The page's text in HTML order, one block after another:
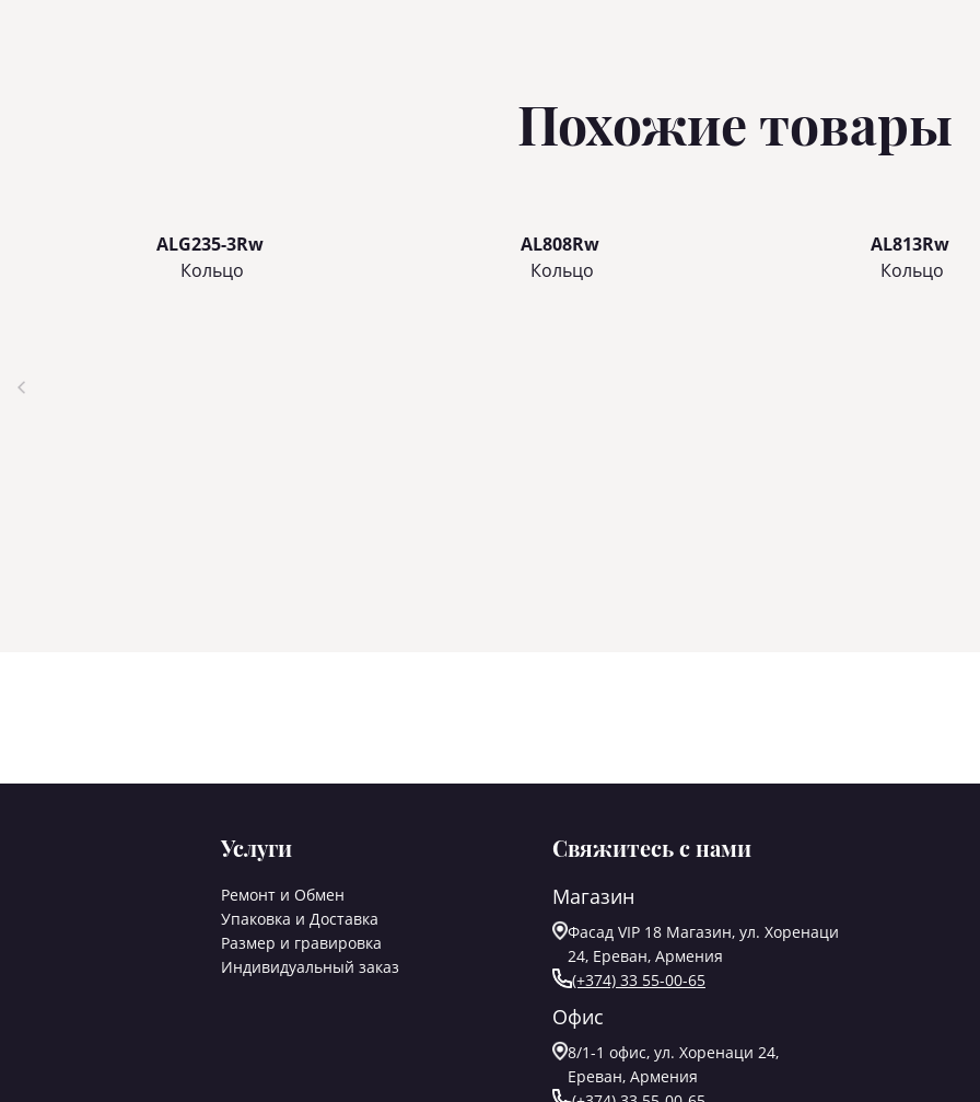
Похожие товары
ALG235-3Rw
Кольцo
AL808Rw
Кольцo
AL813Rw
Кольцo
Услуги
Ремонт и Обмен
Упаковка и Доставка
Размер и гравировка
Индивидуальный заказ
Свяжитесь с нами
Магазин
Фасад VIP 18 Магазин, ул. Хоренаци
24, Ереван, Армения
(+374) 33 55-00-65
Офис
8/1-1 офис, ул. Хоренаци 24,
Ереван, Армения